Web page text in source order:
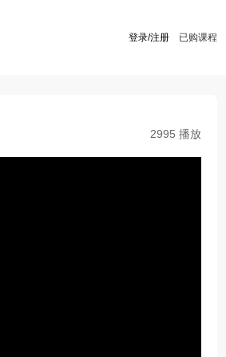
登录/注册 已购课程
2995 播放